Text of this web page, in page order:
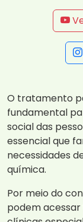
O tratamento
fundamental
social das
essencial que
necessidades
química.
Por meio do
podem